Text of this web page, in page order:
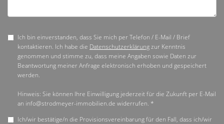
Ich bin einverstanden, dass Sie mich per Telefon / E-Mail / Brief
kontaktieren. Ich habe die Datenschutzerklärungzur Kenntnis
genommen und stimme zu, dass meine Angaben sowie Daten zur
Beantwortung meiner Anfrage elektronisch erhoben und gespeichert
werden.
Hinweis: Sie können Ihre Einwilligung jederzeit für die Zukunft per E-Mail
an info@strodmeyer-immobilien.de widerrufen. *
Ich/wir bestätige/n die Provisionsvereinbarung für den Fall, dass ich/wir